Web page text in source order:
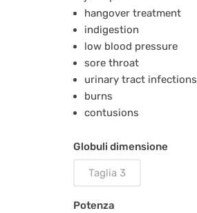
hangover treatment
indigestion
low blood pressure
sore throat
urinary tract infections
burns
contusions
Globuli dimensione
Taglia 3
Potenza